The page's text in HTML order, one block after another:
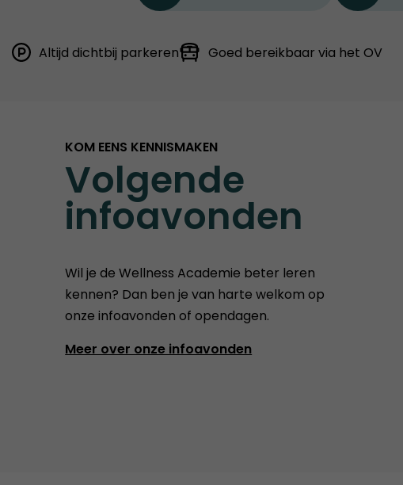
Altijd dichtbij parkeren Goed bereikbaar via het OV
KOM EENS KENNISMAKEN
Volgende
infoavonden
Wil je de Wellness Academie beter leren
kennen? Dan ben je van harte welkom op
onze infoavonden of opendagen.
Meer over onze infoavonden